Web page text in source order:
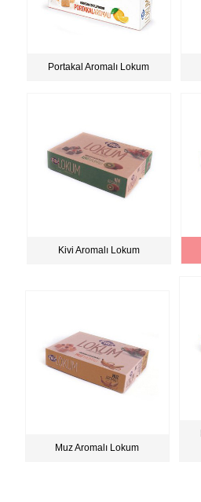
Portakal Aromalı Lokum
Kivi Aromalı Lokum
Muz Aromalı Lokum